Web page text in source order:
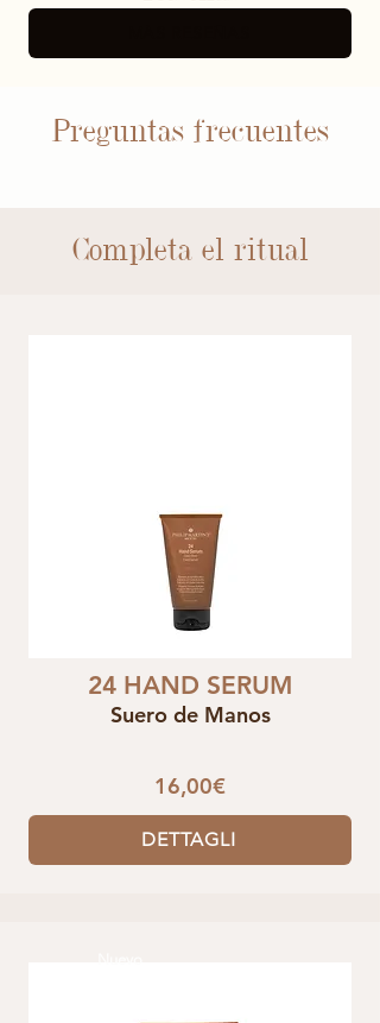
Preguntas frecuentes
Completa el ritual
24 HAND SERUM
Suero de Manos
16,00€
DETTAGLI